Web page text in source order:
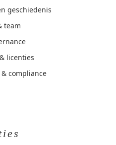
geschiedenis
team
licenties
compliance